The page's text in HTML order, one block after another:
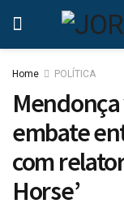
Home POLÍTICA
embate
com
Horse’